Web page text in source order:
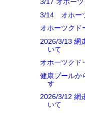
3/17 オホー
3/14 オホー
オホーツク
2026/3/13 網
いて
オホーツクド
健康プールか
す
2026/3/12 網
いて